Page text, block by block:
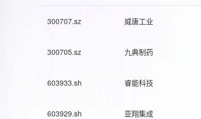
300707.sz 威唐工业
300705.sz 九典制药
603933.sh 睿能科技
603929.sh 亚翔集成